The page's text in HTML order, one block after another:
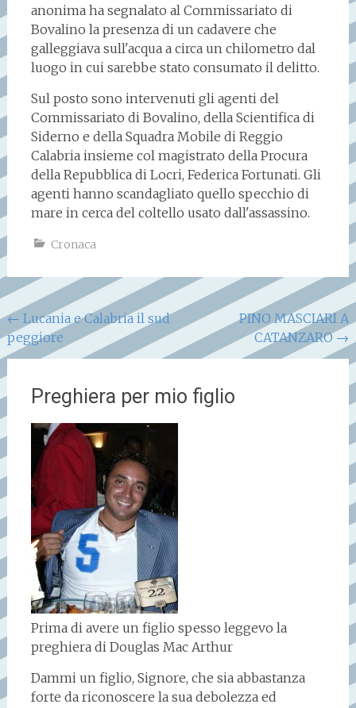
anonima ha segnalato al Commissariato di
Bovalino la presenza di un cadavere che
galleggiava sull'acqua a circa un chilometro dal
luogo in cui sarebbe stato consumato il delitto.
Sul posto sono intervenuti gli agenti del
Commissariato di Bovalino, della Scientifica di
Siderno e della Squadra Mobile di Reggio
Calabria insieme col magistrato della Procura
della Repubblica di Locri, Federica Fortunati. Gli
agenti hanno scandagliato quello specchio di
mare in cerca del coltello usato dall'assassino.
Cronaca
Navigazione
articoli
← Lucania e Calabria il sud
peggiore
PINO MASCIARI A
CATANZARO→
Preghiera per mio figlio
Prima di avere un figlio spesso leggevo la
preghiera di Douglas Mac Arthur
Dammi un figlio, Signore, che sia abbastanza
forte da riconoscere la sua debolezza ed